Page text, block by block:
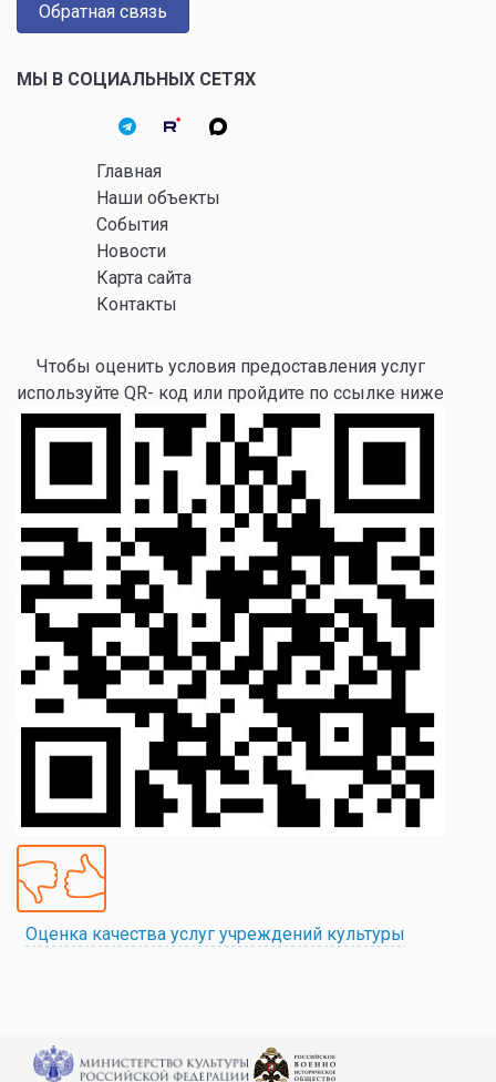
Обратная связь
МЫ В СОЦИАЛЬНЫХ СЕТЯХ
Главная
Наши объекты
События
Новости
Карта сайта
Контакты
Чтобы оценить условия предоставления услуг
используйте QR- код или пройдите по ссылке ниже
Оценка качества услуг учреждений культуры